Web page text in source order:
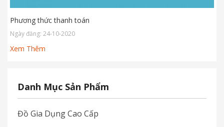
Phương thức thanh toán
Ngày đăng: 24-10-2020
Xem Thêm
Danh Mục Sản Phẩm
Đồ Gia Dụng Cao Cấp